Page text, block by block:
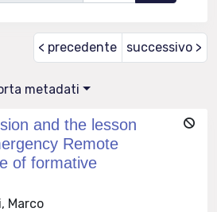
< precedente successivo >
metadati
and the lesson
Remote
of formative
Marco